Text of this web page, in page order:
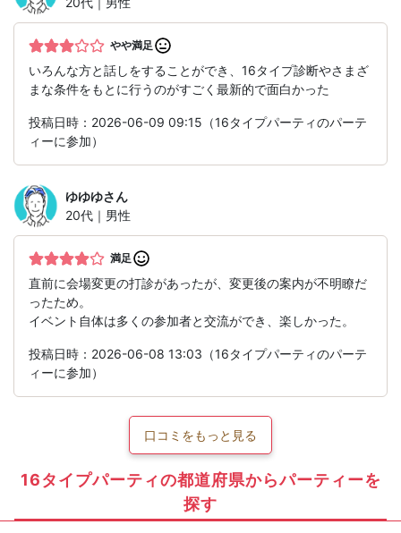
やや満足
いろんな方と話しをすることができ、16タイプ診断やさまざ
まな条件をもとに行うのがすごく最新的で面白かった
投稿日時：2026-06-09 09:15（16タイプパーティのパーテ
ィーに参加）
ゆゆゆさん
20代｜男性
満足
直前に会場変更の打診があったが、変更後の案内が不明瞭だ
ったため。
イベント自体は多くの参加者と交流ができ、楽しかった。
投稿日時：2026-06-08 13:03（16タイプパーティのパーテ
ィーに参加）
口コミをもっと見る
16タイプパーティの都道府県からパーティーを
探す